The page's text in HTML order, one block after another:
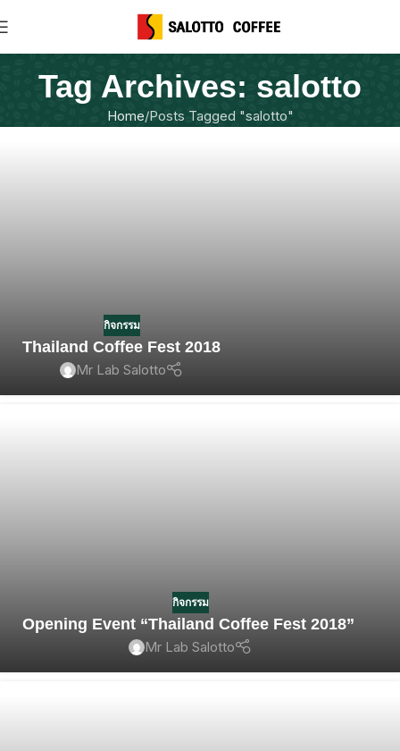
Tag Archives: salotto
Home Posts Tagged "salotto"
กิจกรรม
Thailand Coffee Fest 2018
Mr Lab Salotto
กิจกรรม
Opening Event “Thailand Coffee Fest 2018”
Mr Lab Salotto